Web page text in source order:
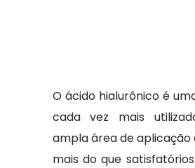
O ácido hialurônico é
cada vez mais
ampla área de aplicação
mais do que